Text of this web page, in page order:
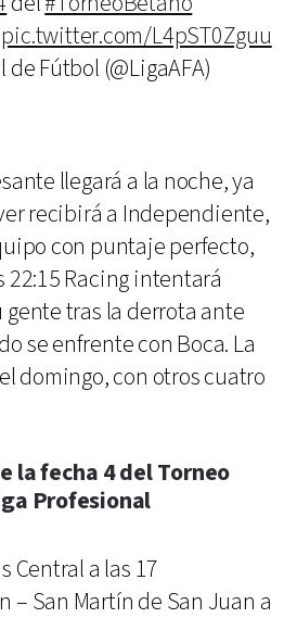
pic.twitter.com/L4pST0Zguu
Fútbol (@LigaAFA)
llegará a la noche, ya
recibirá a Independiente,
con puntaje perfecto,
22:15 Racing intentará
tras la derrota ante
se enfrente con Boca. La
domingo, con otros cuatro
la fecha 4 del Torneo
Profesional
Central a las 17
– San Martín de San Juan a